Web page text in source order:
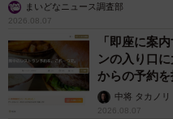
まいどなニュース調査部
2026.08.07
「即座に案
ンの入り口
からの予約
中将 タカノリ
2026.08.07